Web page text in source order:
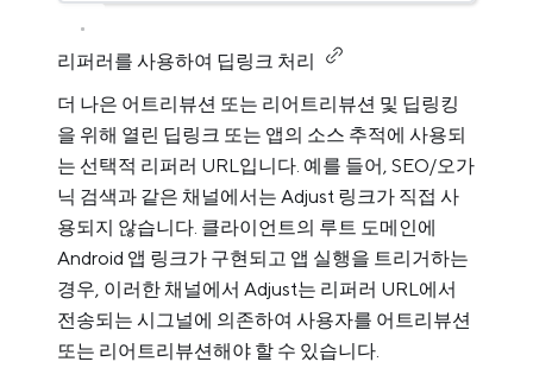
리퍼러를 사용하여 딥링크 처리
더 나은 어트리뷰션 또는 리어트리뷰션 및 딥링킹
을 위해 열린 딥링크 또는 앱의 소스 추적에 사용되
는 선택적 리퍼러 URL입니다. 예를 들어, SEO/오가
닉 검색과 같은 채널에서는 Adjust 링크가 직접 사
용되지 않습니다. 클라이언트의 루트 도메인에
Android 앱 링크가 구현되고 앱 실행을 트리거하는
경우, 이러한 채널에서 Adjust는 리퍼러 URL에서
전송되는 시그널에 의존하여 사용자를 어트리뷰션
또는 리어트리뷰션해야 할 수 있습니다.